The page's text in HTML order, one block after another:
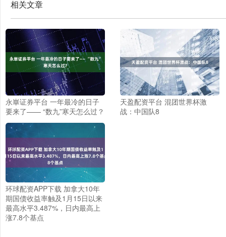
相关文章
永崋证券平台 一年最冷的日子
要来了—— “数九”寒天怎么过？
天盈配资平台 混团世界杯激
战：中国队8
环球配资APP下载 加拿大10年
期国债收益率触及1月15日以来
最高水平3.487%，日内最高上
涨7.8个基点